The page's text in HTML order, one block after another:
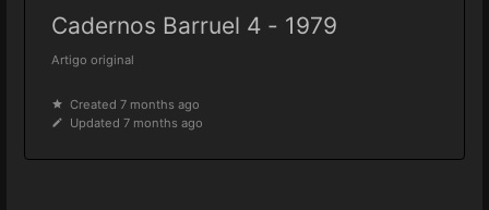
Cadernos Barruel 4 - 1979
Artigo original
Created 7 months ago
Updated 7 months ago